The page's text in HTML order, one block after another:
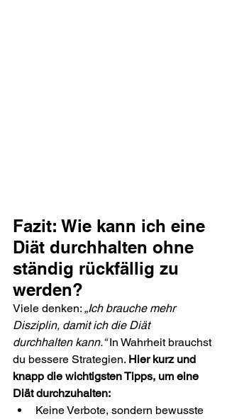
Fazit: Wie kann ich eine
Diät durchhalten ohne
ständig rückfällig zu
werden?
Viele denken: „Ich brauche mehr
Disziplin, damit ich die Diät
durchhalten kann.“ In Wahrheit brauchst
du bessere Strategien. Hier kurz und
knapp die wichtigsten Tipps, um eine
Diät durchzuhalten:
Keine Verbote, sondern bewusste